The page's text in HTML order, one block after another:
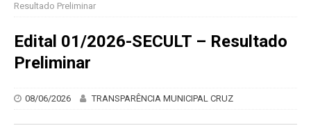
Resultado Preliminar
Edital 01/2026-SECULT – Resultado
Preliminar
08/06/2026 TRANSPARÊNCIA MUNICIPAL CRUZ